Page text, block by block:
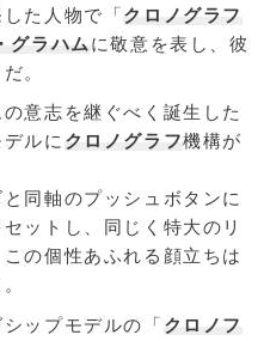
た人物で「クロノグラフ
グラハム に敬意を表し、彼
。
意志を継ぐべく誕生した
ルに クロノグラフ機構が
同軸のプッシュボタンに
セットし、同じく特大のリ
の個性あふれる顔立ちは
ップモデルの「 クロノフ